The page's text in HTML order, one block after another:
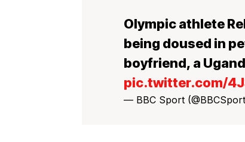
Olympic athlete
being doused in
boyfriend, a
pic.twitter.com/
— BBC Sport